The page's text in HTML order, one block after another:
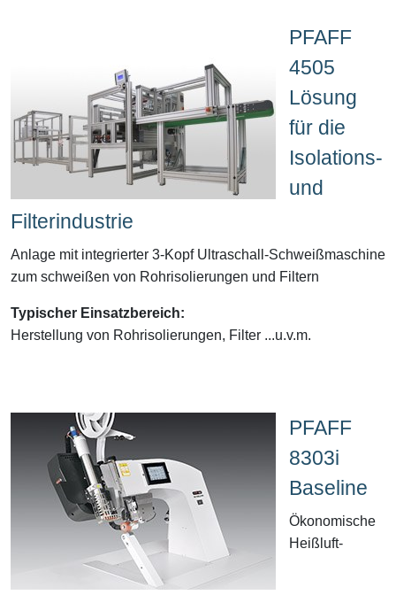
PFAFF
4505
Lösung
für die
Isolations-
und
Filterindustrie
Anlage mit integrierter 3-Kopf Ultraschall-Schweißmaschine
zum schweißen von Rohrisolierungen und Filtern
Typischer Einsatzbereich:
Herstellung von Rohrisolierungen, Filter ...u.v.m.
PFAFF
8303i
Baseline
Ökonomische
Heißluft-